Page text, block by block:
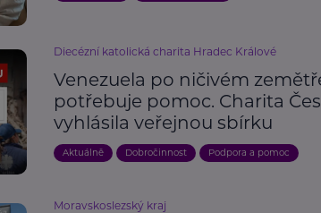
Diecézní katolická charita Hradec Králové
Venezuela po ničivém
potřebuje pomoc. Charita
vyhlásila veřejnou sbírku
Aktuálně Dobročinnost Podpora a pomoc
Moravskoslezský kraj